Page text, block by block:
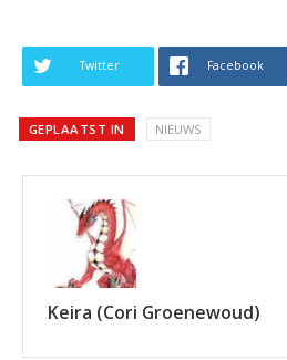
Twitter Facebook
GEPLAATST IN NIEUWS
Keira (Cori Groenewoud)